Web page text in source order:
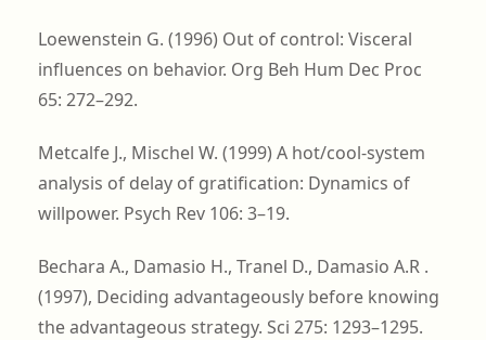
Loewenstein G. (1996) Out of control: Visceral
influences on behavior. Org Beh Hum Dec Proc
65: 272–292.
Metcalfe J., Mischel W. (1999) A hot/cool-system
analysis of delay of gratification: Dynamics of
willpower. Psych Rev 106: 3–19.
Bechara A., Damasio H., Tranel D., Damasio A.R .
(1997), Deciding advantageously before knowing
the advantageous strategy. Sci 275: 1293–1295.